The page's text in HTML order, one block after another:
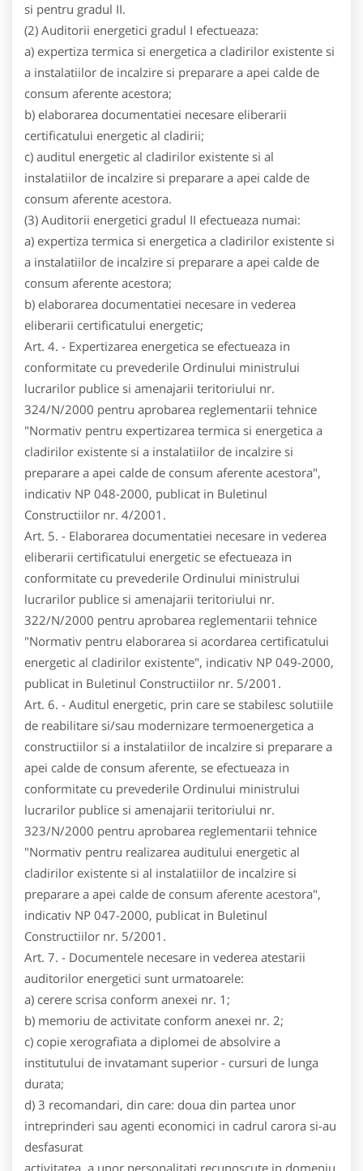
si pentru gradul II.
(2) Auditorii energetici gradul I efectueaza:
a) expertiza termica si energetica a cladirilor existente si
a instalatiilor de incalzire si preparare a apei calde de
consum aferente acestora;
b) elaborarea documentatiei necesare eliberarii
certificatului energetic al cladirii;
c) auditul energetic al cladirilor existente si al
instalatiilor de incalzire si preparare a apei calde de
consum aferente acestora.
(3) Auditorii energetici gradul II efectueaza numai:
a) expertiza termica si energetica a cladirilor existente si
a instalatiilor de incalzire si preparare a apei calde de
consum aferente acestora;
b) elaborarea documentatiei necesare in vederea
eliberarii certificatului energetic;
Art. 4. - Expertizarea energetica se efectueaza in
conformitate cu prevederile Ordinului ministrului
lucrarilor publice si amenajarii teritoriului nr.
324/N/2000 pentru aprobarea reglementarii tehnice
"Normativ pentru expertizarea termica si energetica a
cladirilor existente si a instalatiilor de incalzire si
preparare a apei calde de consum aferente acestora",
indicativ NP 048-2000, publicat in Buletinul
Constructiilor nr. 4/2001.
Art. 5. - Elaborarea documentatiei necesare in vederea
eliberarii certificatului energetic se efectueaza in
conformitate cu prevederile Ordinului ministrului
lucrarilor publice si amenajarii teritoriului nr.
322/N/2000 pentru aprobarea reglementarii tehnice
"Normativ pentru elaborarea si acordarea certificatului
energetic al cladirilor existente", indicativ NP 049-2000,
publicat in Buletinul Constructiilor nr. 5/2001.
Art. 6. - Auditul energetic, prin care se stabilesc solutiile
de reabilitare si/sau modernizare termoenergetica a
constructiilor si a instalatiilor de incalzire si preparare a
apei calde de consum aferente, se efectueaza in
conformitate cu prevederile Ordinului ministrului
lucrarilor publice si amenajarii teritoriului nr.
323/N/2000 pentru aprobarea reglementarii tehnice
"Normativ pentru realizarea auditului energetic al
cladirilor existente si al instalatiilor de incalzire si
preparare a apei calde de consum aferente acestora",
indicativ NP 047-2000, publicat in Buletinul
Constructiilor nr. 5/2001.
Art. 7. - Documentele necesare in vederea atestarii
auditorilor energetici sunt urmatoarele:
a) cerere scrisa conform anexei nr. 1;
b) memoriu de activitate conform anexei nr. 2;
c) copie xerografiata a diplomei de absolvire a
institutului de invatamant superior - cursuri de lunga
durata;
d) 3 recomandari, din care: doua din partea unor
intreprinderi sau agenti economici in cadrul carora si-au
desfasurat
activitatea, a unor personalitati recunoscute in domeniu